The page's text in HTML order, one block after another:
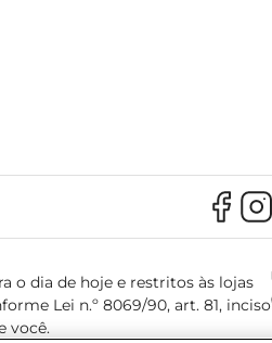
o dia de hoje e restritos às lojas
Lei n.º 8069/90, art. 81, inciso
você.